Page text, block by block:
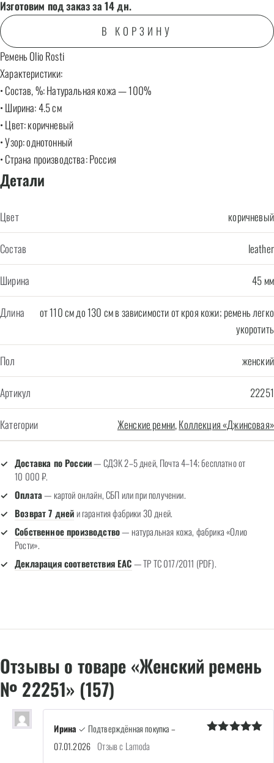
пользователей
Изготовим под заказ за 14 дн.
В КОРЗИНУ
Ремень Olio Rosti
Характеристики:
• Состав, %: Натуральная кожа — 100%
• Ширина: 4.5 см
• Цвет: коричневый
• Узор: однотонный
• Страна производства: Россия
Детали
Цвет коричневый
Состав leather
Ширина 45 мм
Длина
от 110 см до 130 см в зависимости от кроя кожи; ремень легко
укоротить
Пол женский
Артикул 22251
Категории Женские ремни,Коллекция «Джинсовая»
Доставка по России— СДЭК 2–5 дней, Почта 4–14; бесплатно от
10 000 ₽.
Оплата— картой онлайн, СБП или при получении.
Возврат 7 днейи гарантия фабрики 30 дней.
Собственное производство— натуральная кожа, фабрика «Олио
Рости».
Декларация соответствия EAC— ТР ТС 017/2011 (PDF).
Отзывы о товаре «Женский ремень
№ 22251» (157)
Ирина ✓ Подтверждённая покупка–
07.01.2026 Отзыв с Lamoda